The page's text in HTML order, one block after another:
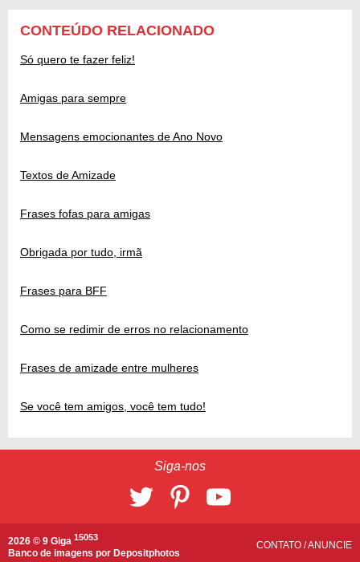
CONTEÚDO RELACIONADO
Só quero te fazer feliz!
Amigas para sempre
Mensagens emocionantes de Ano Novo
Textos de Amizade
Frases fofas para amigas
Obrigada por tudo, irmã
Frases para BFF
Como se redimir de erros no relacionamento
Frases de amizade entre mulheres
Se você tem amigos, você tem tudo!
Siga-nos
2026 © 9 Giga 15053
Banco de imagens por Depositphotos
CONTATO /ANUNCIE